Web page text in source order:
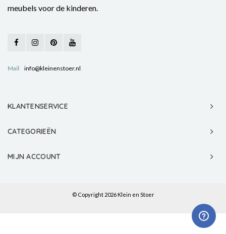
meubels voor de kinderen.
Mail info@kleinenstoer.nl
KLANTENSERVICE
CATEGORIEËN
MIJN ACCOUNT
© Copyright 2026 Klein en Stoer